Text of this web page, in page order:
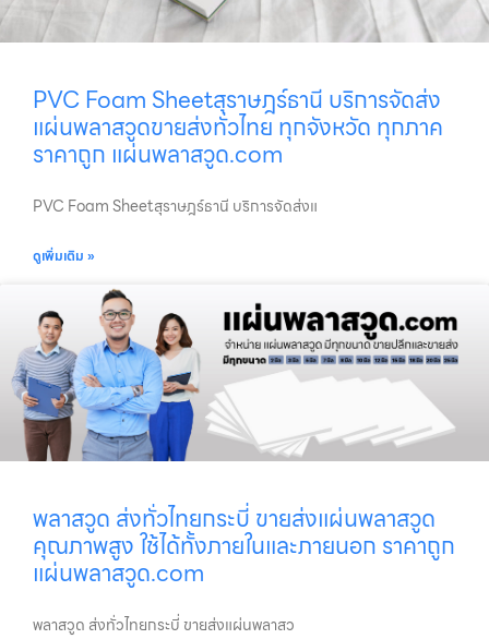
PVC Foam Sheetสุราษฎร์ธานี บริการจัดส่ง
แผ่นพลาสวูดขายส่งทั่วไทย ทุกจังหวัด ทุกภาค
ราคาถูก แผ่นพลาสวูด.com
PVC Foam Sheetสุราษฎร์ธานี บริการจัดส่งแ
ดูเพิ่มเติม »
พลาสวูด ส่งทั่วไทยกระบี่ ขายส่งแผ่นพลาสวูด
คุณภาพสูง ใช้ได้ทั้งภายในและภายนอก ราคาถูก
แผ่นพลาสวูด.com
พลาสวูด ส่งทั่วไทยกระบี่ ขายส่งแผ่นพลาสว